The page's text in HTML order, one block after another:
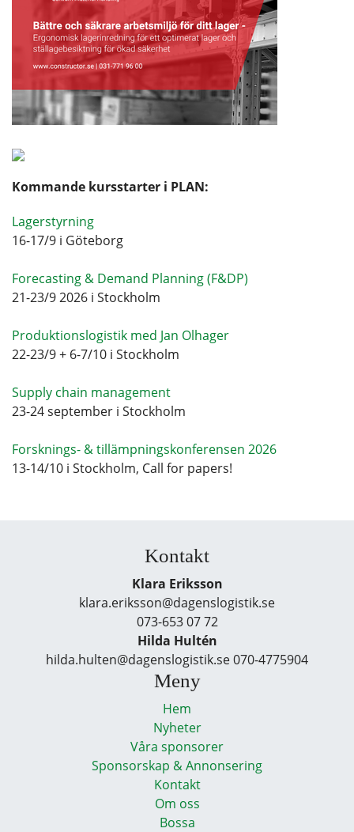
Kommande kursstarter i PLAN:
Lagerstyrning
16-17/9 i Göteborg
Forecasting & Demand Planning (F&DP)
21-23/9 2026 i Stockholm
Produktionslogistik med Jan Olhager
22-23/9 + 6-7/10 i Stockholm
Supply chain management
23-24 september i Stockholm
Forsknings- & tillämpningskonferensen 2026
13-14/10 i Stockholm, Call for papers!
Kontakt
Klara Eriksson
klara.eriksson@dagenslogistik.se
073-653 07 72
Hilda Hultén
hilda.hulten@dagenslogistik.se 070-4775904
Meny
Hem
Nyheter
Våra sponsorer
Sponsorskap & Annonsering
Kontakt
Om oss
Bossa